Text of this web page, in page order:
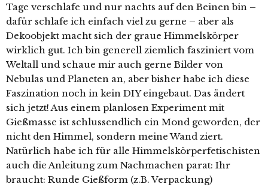
Tage verschlafe und nur nachts auf den Beinen bin –
dafür schlafe ich einfach viel zu gerne – aber als
Dekoobjekt macht sich der graue Himmelskörper
wirklich gut. Ich bin generell ziemlich fasziniert vom
Weltall und schaue mir auch gerne Bilder von
Nebulas und Planeten an, aber bisher habe ich diese
Faszination noch in kein DIY eingebaut. Das ändert
sich jetzt! Aus einem planlosen Experiment mit
Gießmasse ist schlussendlich ein Mond geworden, der
nicht den Himmel, sondern meine Wand ziert.
Natürlich habe ich für alle Himmelskörperfetischisten
auch die Anleitung zum Nachmachen parat: Ihr
braucht: Runde Gießform (z.B. Verpackung)